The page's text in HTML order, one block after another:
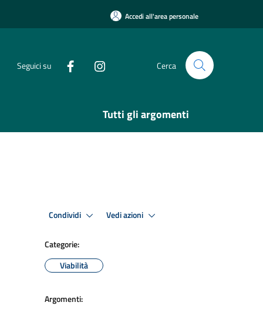
Accedi all'area personale
Seguici su Cerca
Tutti gli argomenti
Condividi Vedi azioni
Categorie:
Viabilità
Argomenti: